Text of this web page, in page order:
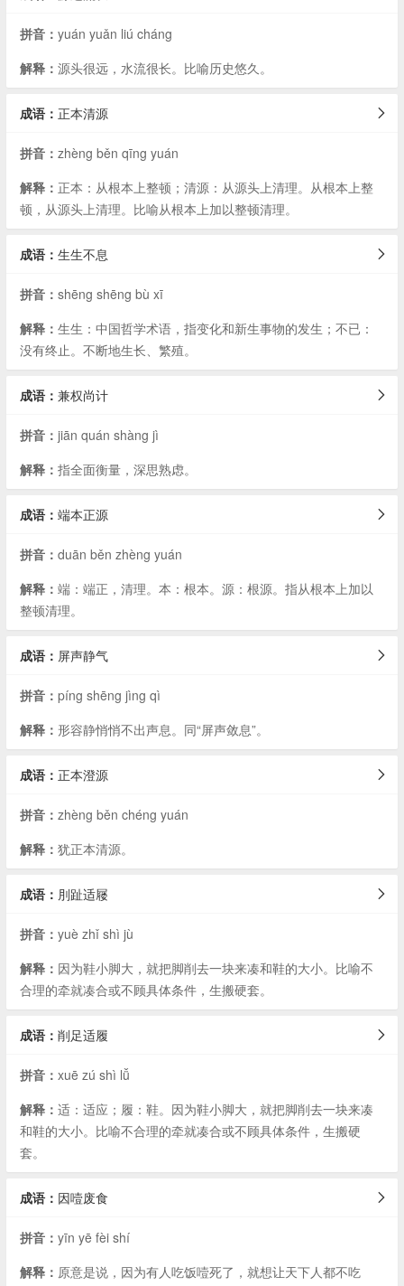
拼音： yuán yuǎn liú cháng
解释： 源头很远，水流很长。比喻历史悠久。
成语： 正本清源
拼音： zhèng běn qīng yuán
解释： 正本：从根本上整顿；清源：从源头上清理。从根本上整
顿，从源头上清理。比喻从根本上加以整顿清理。
成语： 生生不息
拼音： shēng shēng bù xī
解释： 生生：中国哲学术语，指变化和新生事物的发生；不已：
没有终止。不断地生长、繁殖。
成语： 兼权尚计
拼音： jiān quán shàng jì
解释： 指全面衡量，深思熟虑。
成语： 端本正源
拼音： duān běn zhèng yuán
解释： 端：端正，清理。本：根本。源：根源。指从根本上加以
整顿清理。
成语： 屏声静气
拼音： píng shēng jìng qì
解释： 形容静悄悄不出声息。同“屏声敛息”。
成语： 正本澄源
拼音： zhèng běn chéng yuán
解释： 犹正本清源。
成语： 刖趾适屦
拼音： yuè zhǐ shì jù
解释： 因为鞋小脚大，就把脚削去一块来凑和鞋的大小。比喻不
合理的牵就凑合或不顾具体条件，生搬硬套。
成语： 削足适履
拼音： xuē zú shì lǚ
解释： 适：适应；履：鞋。因为鞋小脚大，就把脚削去一块来凑
和鞋的大小。比喻不合理的牵就凑合或不顾具体条件，生搬硬
套。
成语： 因噎废食
拼音： yīn yē fèi shí
解释： 原意是说，因为有人吃饭噎死了，就想让天下人都不吃